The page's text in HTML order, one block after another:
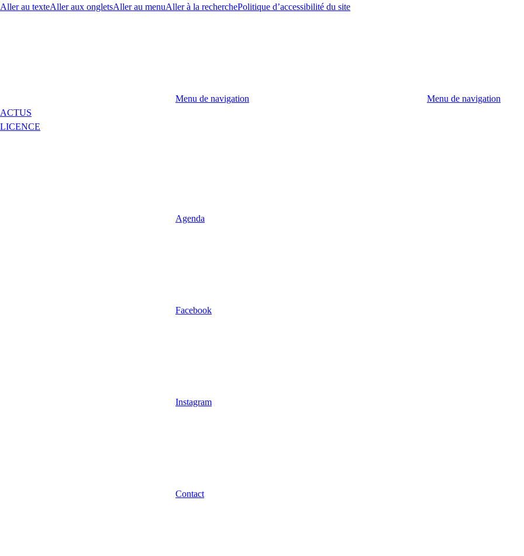
Aller au texteAller aux ongletsAller au menuAller à la recherchePolitique d’accessibilité du site
Menu de navigation
Menu de navigation
ACTUS
LICENCE
Agenda
Facebook
Instagram
Contact